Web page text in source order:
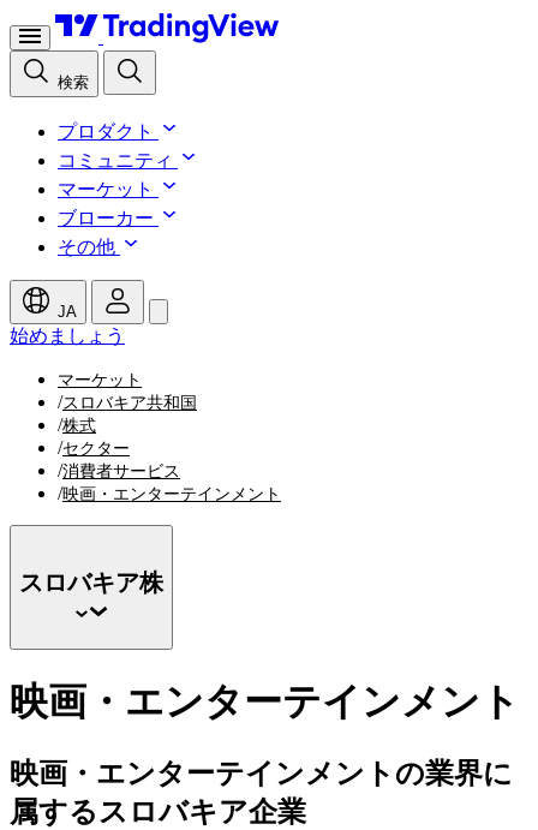
検索
プロダクト
コミュニティ
マーケット
ブローカー
その他
JA
始めましょう
マーケット
/スロバキア共和国
/株式
/セクター
/消費者サービス
/映画・エンターテインメント
スロバキア株
映画・エンターテインメント
映画・エンターテインメントの業界に
属するスロバキア企業